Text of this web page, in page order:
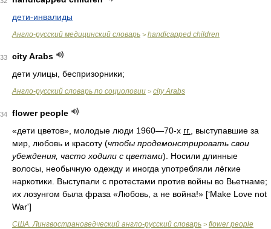
дети-инвалиды
Англо-русский медицинский словарь > handicapped children
33
city Arabs
дети улицы, беспризорники;
Англо-русский словарь по социологии > city Arabs
34
flower people
«дети цветов», молодые люди 1960—70-х гг.
выступавшие за
мир, любовь и красоту (чтобы продемонстрировать свои
убеждения, часто ходили с цветами). Носили длинные
волосы, необычную одежду и иногда употребляли лёгкие
наркотики. Выступали с протестами против войны во Вьетнаме;
их лозунгом была фраза «Любовь, а не война!» [‘Make Love not
War']
США. Лингвострановедческий англо-русский словарь > flower people